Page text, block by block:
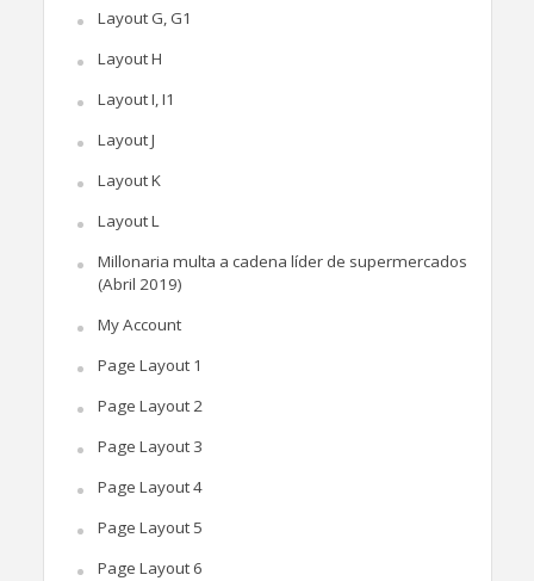
Layout G, G1
Layout H
Layout I, I1
Layout J
Layout K
Layout L
Millonaria multa a cadena líder de supermercados
(Abril 2019)
My Account
Page Layout 1
Page Layout 2
Page Layout 3
Page Layout 4
Page Layout 5
Page Layout 6